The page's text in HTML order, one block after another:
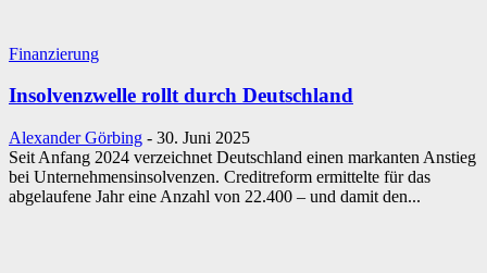
Finanzierung
Insolvenzwelle rollt durch Deutschland
Alexander Görbing - 30. Juni 2025
Seit Anfang 2024 verzeichnet Deutschland einen markanten Anstieg
bei Unternehmensinsolvenzen. Creditreform ermittelte für das
abgelaufene Jahr eine Anzahl von 22.400 – und damit den...